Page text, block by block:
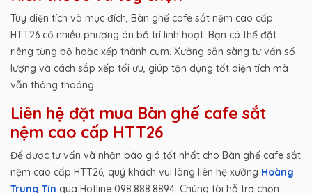
Tùy diện tích và mục đích, Bàn ghế cafe sắt nệm cao cấp
HTT26 có nhiều phương án bố trí linh hoạt. Bạn có thể đặt
riêng từng bộ hoặc xếp thành cụm. Xưởng sẵn sàng tư vấn số
lượng và cách sắp xếp tối ưu, giúp tận dụng tốt diện tích mà
vẫn thông thoáng.
Liên hệ đặt mua Bàn ghế cafe sắt
nệm cao cấp HTT26
Để được tư vấn và nhận báo giá tốt nhất cho Bàn ghế cafe sắt
nệm cao cấp HTT26, quý khách vui lòng liên hệ xưởng Hoàng
Trung Tín qua Hotline 098.888.8894. Chúng tôi hỗ trợ chọn